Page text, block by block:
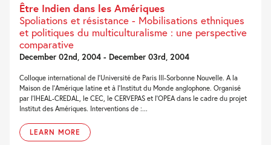
Être Indien dans les Amériques
Spoliations et résistance - Mobilisations ethniques
et politiques du multiculturalisme : une perspective
comparative
December 02nd, 2004 - December 03rd, 2004
Colloque international de l’Université de Paris III-Sorbonne Nouvelle. A la
Maison de l’Amérique latine et à l’Institut du Monde anglophone. Organisé
par l’IHEAL-CREDAL, le CEC, le CERVEPAS et l’OPEA dans le cadre du projet
Institut des Amériques. Interventions de :...
LEARN MORE